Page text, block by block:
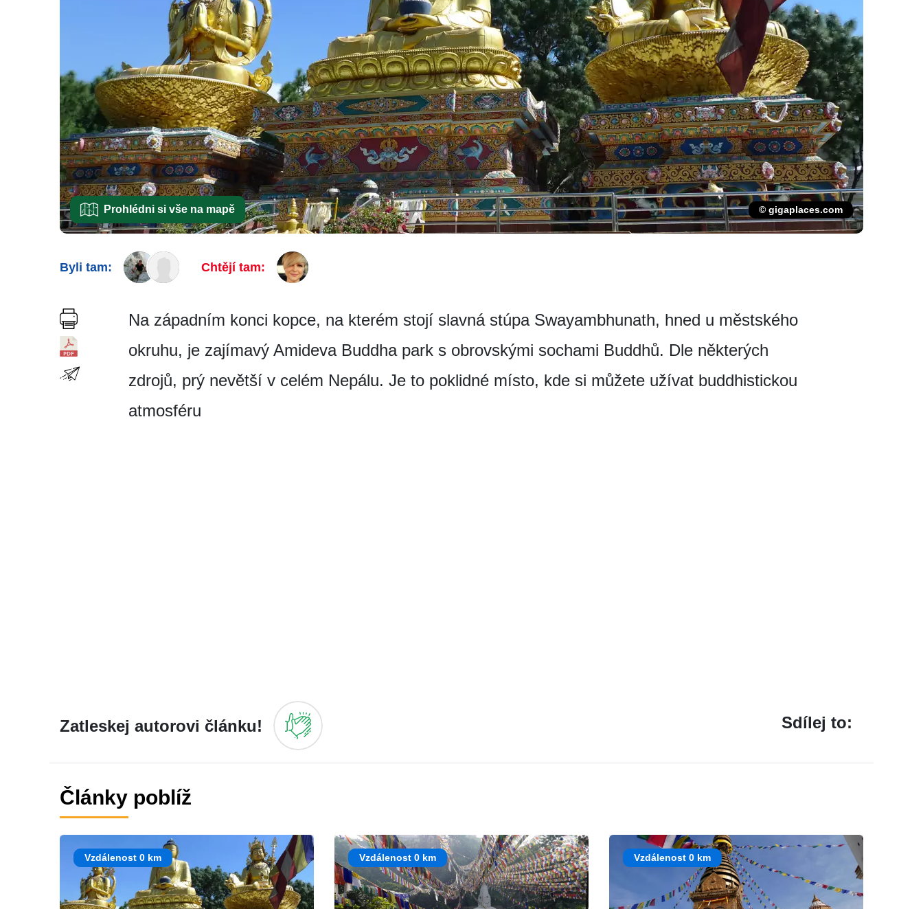
Prohlédni si vše na mapě © gigaplaces.com
Byli tam: Chtějí tam:
Na západním konci kopce, na kterém stojí slavná stúpa Swayambhunath, hned u městského
okruhu, je zajímavý Amideva Buddha park s obrovskými sochami Buddhů. Dle některých
zdrojů, prý nevětší v celém Nepálu. Je to poklidné místo, kde si můžete užívat buddhistickou
atmosféru
Zatleskej autorovi článku! Sdílej to:
Články poblíž
Vzdálenost 0 km Vzdálenost 0 km Vzdálenost 0 km